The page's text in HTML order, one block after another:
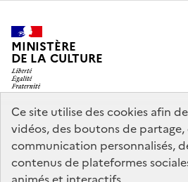
Ce site utilise des cookies afin
vidéos, des boutons de partage,
communication personnalisés,
contenus de plateformes
MINISTÈRE
DE LA CULTURE
legifrance.gouv.fr
info.gouv.fr
service-public.gouv.fr